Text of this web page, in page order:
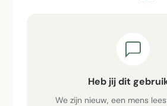
Heb jij dit
We zijn nieuw, een mens